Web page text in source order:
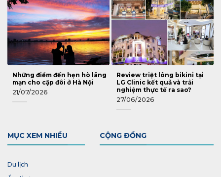
Những điểm đến hẹn hò lãng
mạn cho cặp đôi ở Hà Nội
21/07/2026
Review triệt lông bikini tại
LG Clinic kết quả và trải
nghiệm thực tế ra sao?
27/06/2026
MỤC XEM NHIỀU
Du lịch
CỘNG ĐỒNG